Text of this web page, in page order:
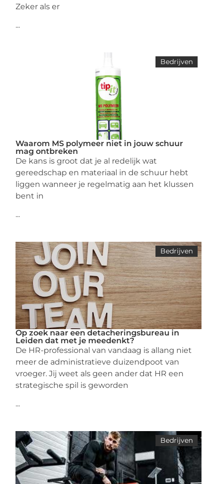
Zeker als er
...
Bedrijven
Waarom MS polymeer niet in jouw schuur
mag ontbreken
De kans is groot dat je al redelijk wat
gereedschap en materiaal in de schuur hebt
liggen wanneer je regelmatig aan het klussen
bent in
...
Bedrijven
Op zoek naar een detacheringsbureau in
Leiden dat met je meedenkt?
De HR-professional van vandaag is allang niet
meer de administratieve duizendpoot van
vroeger. Jij weet als geen ander dat HR een
strategische spil is geworden
...
Bedrijven